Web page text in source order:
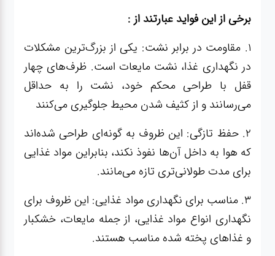
جشن و تولد
سرویس های
چینی تقدس
برخی از این فواید عبارتند از :
1. مقاومت در برابر نشت: یکی از بزرگ‌ترین مشکلات
در نگهداری غذا، نشت مایعات است. ظرف‌های چهار
قفل با طراحی محکم خود، نشت را به حداقل
می‌رسانند و از کثیف شدن محیط جلوگیری می‌کنند
2. حفظ تازگی: این ظروف به گونه‌ای طراحی شده‌اند
که هوا به داخل آن‌ها نفوذ نکند، بنابراین مواد غذایی
برای مدت طولانی‌تری تازه می‌مانند.
3. مناسب برای نگهداری مواد غذایی: این ظروف برای
نگهداری انواع مواد غذایی، از جمله مایعات، خشکبار
و غذاهای پخته شده مناسب هستند.